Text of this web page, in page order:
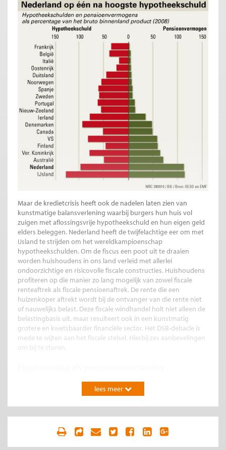
Maar de kredietcrisis heeft ook de nadelen laten zien van
kunstmatige balansverlening waarbij burgers hun huis vol
zuigen met aflossingsvrije hypotheekschuld en hun eigen geld
elders beleggen. Nederland heeft de twijfelachtige eer om met
IJsland te strijden om het wereldkampioenschap
hypotheekschulden. Om de fiscus een poot uit te draaien
worden huishoudens in ons land verleid met allerlei
ondoorzichtige en risicovolle fiscale constructies. Huishoudens
profiteren op die manier zo lang mogelijk van zowel fiscale
renteaftrek als fiscale pensioenaftrek. De rente die een
huizenkoper aftrekt wordt bij de ontvanger van die rente niet
of nauwelijks belast. Deze fiscale windhandel holt niet alleen de
belastingbasis uit, maar resulteert ook in een kunstmatig
grotere en kwetsbaarder financiële sector. Het DSB-debacle is
mede te wijten aan het fiscale stelsel. Hierbij zes aanbevelingen
om bij te sturen.
mensen hun huis steeds minder vrijsparen tijdens hun
werkzame leven. Zo kan de eigen woning minder goed
functioneren als oudedagsvoorziening. Een afbetaald huis is
pensioen in natura; met lagere woonlasten volstaat een lagere
pensioenambitie. Daarnaast kunnen ouderen het in hun huis
opgebouwde eigen vermogen vrij maken door te gaan huren,
of door via allerlei verzilveringsconstructies voor extra
lees meer